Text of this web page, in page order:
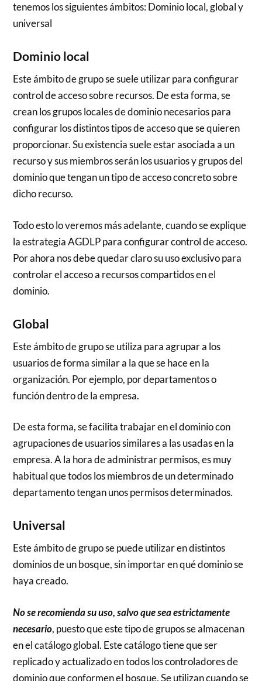
tenemos los siguientes ámbitos: Dominio local, global y
universal
Dominio local
Este ámbito de grupo se suele utilizar para configurar
control de acceso sobre recursos. De esta forma, se
crean los grupos locales de dominio necesarios para
configurar los distintos tipos de acceso que se quieren
proporcionar. Su existencia suele estar asociada a un
recurso y sus miembros serán los usuarios y grupos del
dominio que tengan un tipo de acceso concreto sobre
dicho recurso.
Todo esto lo veremos más adelante, cuando se explique
la estrategia AGDLP para configurar control de acceso.
Por ahora nos debe quedar claro su uso exclusivo para
controlar el acceso a recursos compartidos en el
dominio.
Global
Este ámbito de grupo se utiliza para agrupar a los
usuarios de forma similar a la que se hace en la
organización. Por ejemplo, por departamentos o
función dentro de la empresa.
De esta forma, se facilita trabajar en el dominio con
agrupaciones de usuarios similares a las usadas en la
empresa. A la hora de administrar permisos, es muy
habitual que todos los miembros de un determinado
departamento tengan unos permisos determinados.
Universal
Este ámbito de grupo se puede utilizar en distintos
dominios de un bosque, sin importar en qué dominio se
haya creado.
No se recomienda su uso, salvo que sea estrictamente
necesario, puesto que este tipo de grupos se almacenan
en el catálogo global. Este catálogo tiene que ser
replicado y actualizado en todos los controladores de
dominio que conformen el bosque. Se utilizan cuando se